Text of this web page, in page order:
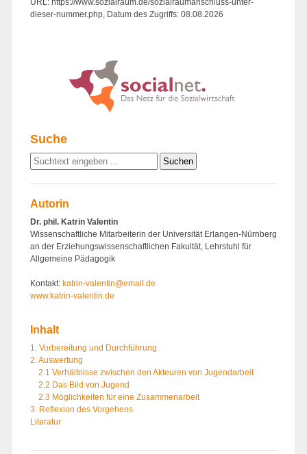
URL: https://www.sozialraum.de/sozialraumanschluss-unter-
dieser-nummer.php, Datum des Zugriffs: 08.08.2026
Suche
Autorin
Dr. phil. Katrin Valentin
Wissenschaftliche Mitarbeiterin der Universität Erlangen-Nürnberg
an der Erziehungswissenschaftlichen Fakultät, Lehrstuhl für
Allgemeine Pädagogik
Kontakt: katrin-valentin@email.de
www.katrin-valentin.de
Inhalt
1. Vorbereitung und Durchführung
2. Auswertung
2.1 Verhältnisse zwischen den Akteuren von Jugendarbeit
2.2 Das Bild von Jugend
2.3 Möglichkeiten für eine Zusammenarbeit
3. Reflexion des Vorgehens
Literatur